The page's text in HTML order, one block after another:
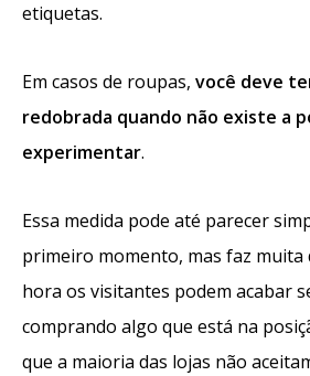
etiquetas.
Em casos de roupas, você deve
redobrada quando não existe a
experimentar.
Essa medida pode até parecer
primeiro momento, mas faz muita
hora os visitantes podem acabar
comprando algo que está na
que a maioria das lojas não